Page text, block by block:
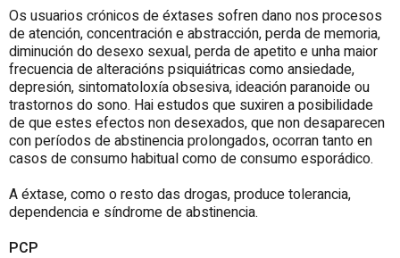
Os usuarios crónicos de éxtases sofren dano nos procesos
de atención, concentración e abstracción, perda de memoria,
diminución do desexo sexual, perda de apetito e unha maior
frecuencia de alteracións psiquiátricas como ansiedade,
depresión, sintomatoloxía obsesiva, ideación paranoide ou
trastornos do sono. Hai estudos que suxiren a posibilidade
de que estes efectos non desexados, que non desaparecen
con períodos de abstinencia prolongados, ocorran tanto en
casos de consumo habitual como de consumo esporádico.
A éxtase, como o resto das drogas, produce tolerancia,
dependencia e síndrome de abstinencia.
PCP